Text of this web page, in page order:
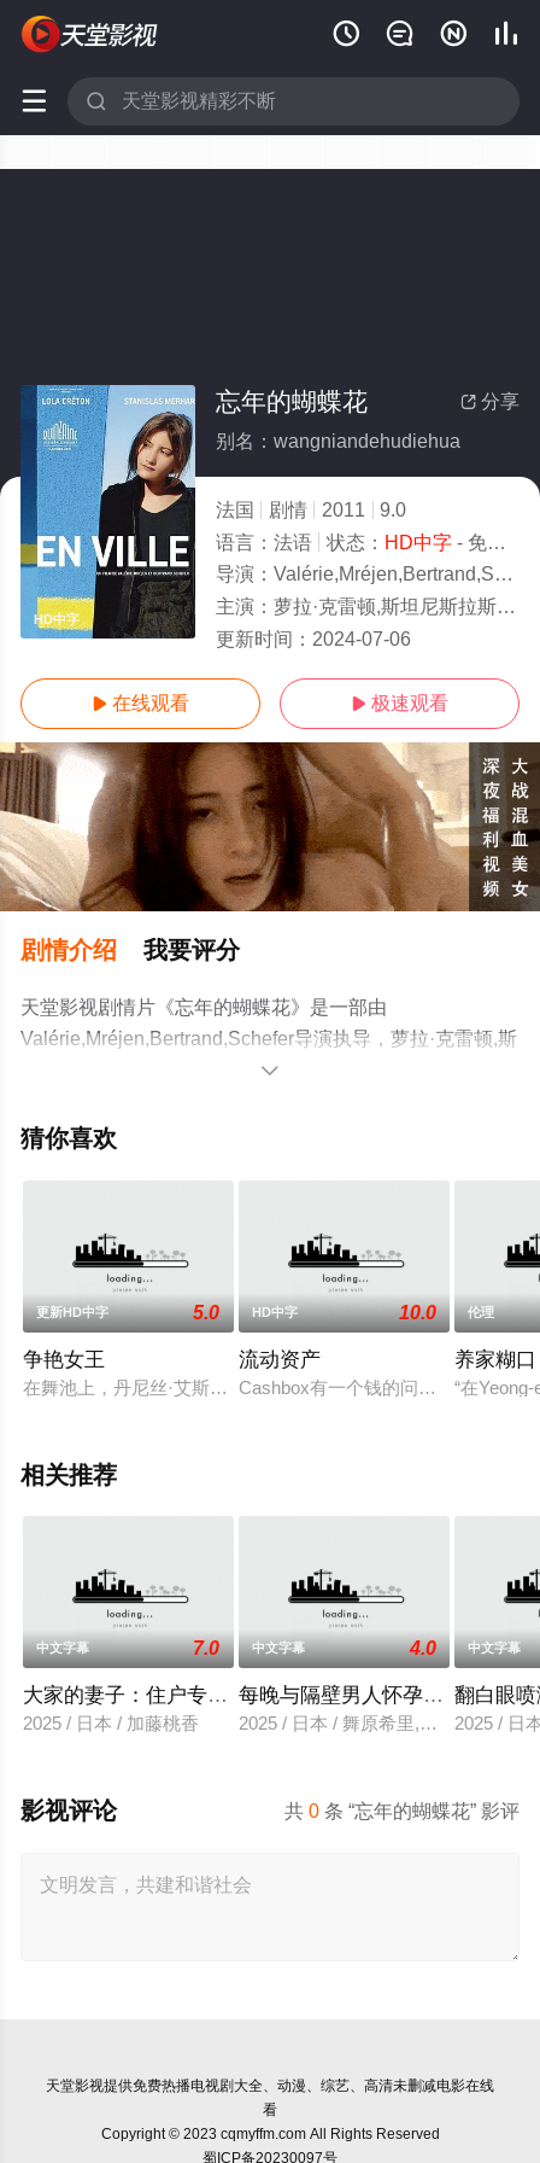
   
 
HD中字
 分享
忘年的蝴蝶花
别名：wangniandehudiehua
法国 剧情 2011
9.0
语言： 法语 状态： HD中字- 免费在线观看
导演： Valérie,Mréjen,Bertrand,Schefer
主演： 萝拉·克雷顿,斯坦尼斯拉斯·莫哈,阿黛拉·哈内尔,薇拉莉·邓泽
更新时间： 2024-07-06
 在线观看  极速观看
剧情介绍 我要评分
天堂影视剧情片《忘年的蝴蝶花》是一部由
Valérie,Mréjen,Bertrand,Schefer导演执导，萝拉·克雷顿,斯
坦尼斯拉斯·莫哈,阿黛拉·哈内尔,薇拉莉·邓泽
玛丽莲·坎托,瑟奇·伦科,弗雷德里克·皮耶罗,帕斯卡·切尔沃,
猫或剧情网等平台了解。

猜你喜欢
更新HD中字 5.0
争艳女王
在舞池上，丹尼丝·艾斯特班和罗斯·凡·金克尔展开了最激烈、
HD中字 10.0
流动资产
Cashbox有一个钱的问题……他钱太
伦理
养家糊口
“在
相关推荐
中文字幕 7.0
大家的妻子：住户专用洞口
2025 / 日本 / 加藤桃香
中文字幕 4.0
每晚与隔壁男人怀孕性爱
2025 / 日本 / 舞原希里,佐川金二
中文字幕
翻白眼
2025 / 日
共0 条 “忘年的蝴蝶花” 影评
影视评论
天堂影视提供免费热播电视剧大全、动漫、综艺、高清未删减电影在线
看
Copyright © 2023 cqmyffm.com All Rights Reserved
蜀ICP备20230097号